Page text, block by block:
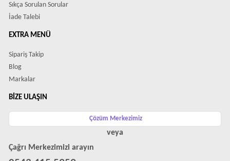
Sıkça Sorulan Sorular
İade Talebi
EXTRA MENÜ
Sipariş Takip
Blog
Markalar
BIZE ULAŞIN
Çözüm Merkezimiz
veya
Çağrı Merkezimizi arayın